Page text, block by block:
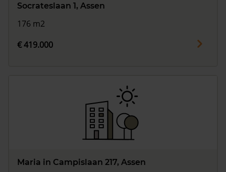
Socrateslaan 1, Assen
176 m2
€ 419.000
Maria in Campislaan 217, Assen